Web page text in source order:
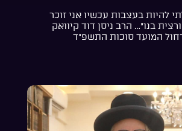
להיות בעצבות עכשיו אני זוכר
בנו”… הרב ניסן דוד קיוואק
המועד סוכות התשפ”ד